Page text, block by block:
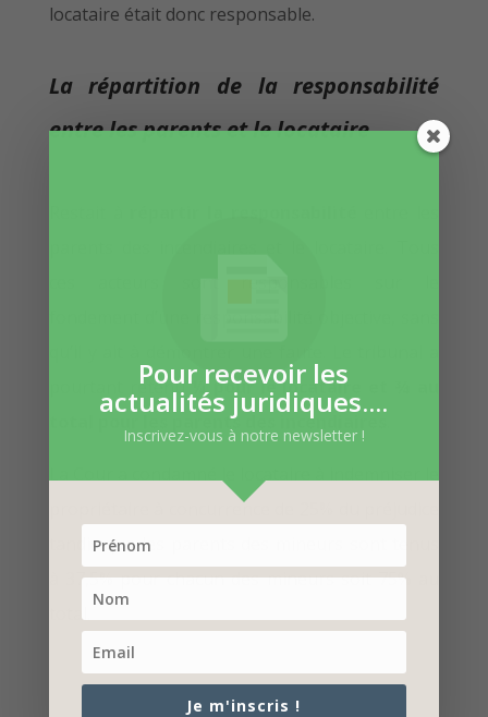
locataire était donc responsable.
La répartition de la responsabilité
entre les parents et le locataire
pourtant retenu¼ pour le locataire et ¾ au
total pour les parents des incendiaires
propriétaire à concurrence de 25% du préjudice
tandis que les parents des mineurs sont tenus
à 37,5% pour chacun des mineurs soit 75% au
total.
Pour recevoir les
actualités juridiques....
Inscrivez-vous à notre newsletter !
Je m'inscris !